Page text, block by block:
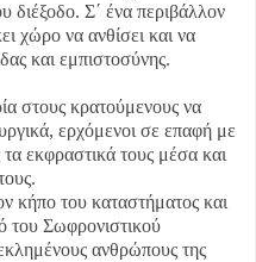
διέξοδο. Σ΄ ένα περιβάλλον
χώρο να ανθίσει και να
και εμπιστοσύνης.
στους κρατούμενους να
ερχόμενοι σε επαφή με
εκφραστικά τους μέσα και
κήπο του καταστήματος και
του Σωφρονιστικού
ανθρώπους της